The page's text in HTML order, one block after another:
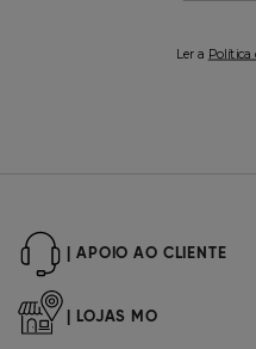
| APOIO AO CLIENTE
| LOJAS MO